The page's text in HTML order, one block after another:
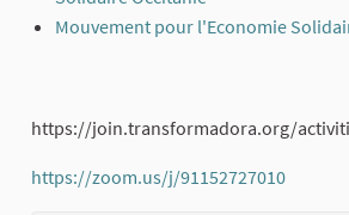
(External link)
Mouvement pour l'Economie
https://join.transformadora.org/
https://zoom.us/j/91152727010